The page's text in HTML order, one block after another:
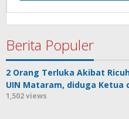
Berita Populer
2 Orang Terluka Akibat
UIN Mataram, diduga Ketua
1,502 views